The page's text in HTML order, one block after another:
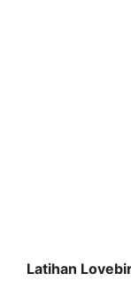
Latihan